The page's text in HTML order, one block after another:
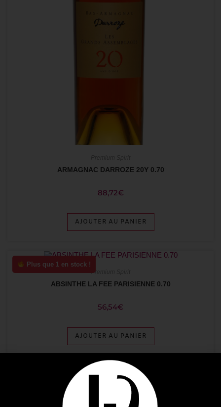
ARMAGNAC DARROZE 20Y 0.70
88,72€
AJOUTER AU PANIER
Plus que 1 en stock !
Premium Spirit
ABSINTHE LA FEE PARISIENNE 0.70
56,54€
AJOUTER AU PANIER